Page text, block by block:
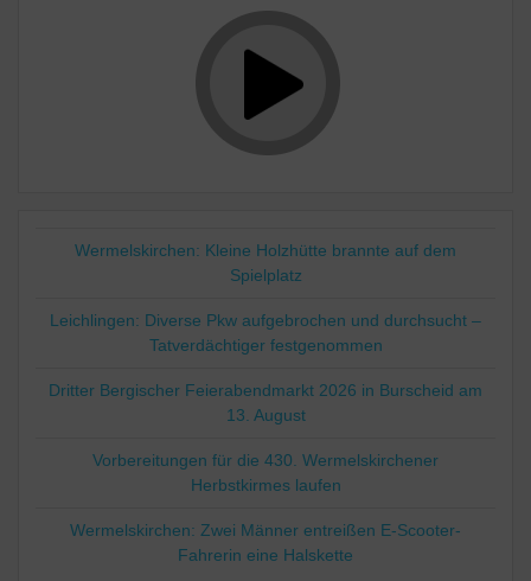
Wermelskirchen: Kleine Holzhütte brannte auf dem
Spielplatz
Leichlingen: Diverse Pkw aufgebrochen und durchsucht –
Tatverdächtiger festgenommen
Dritter Bergischer Feierabendmarkt 2026 in Burscheid am
13. August
Vorbereitungen für die 430. Wermelskirchener
Herbstkirmes laufen
Wermelskirchen: Zwei Männer entreißen E-Scooter-
Fahrerin eine Halskette